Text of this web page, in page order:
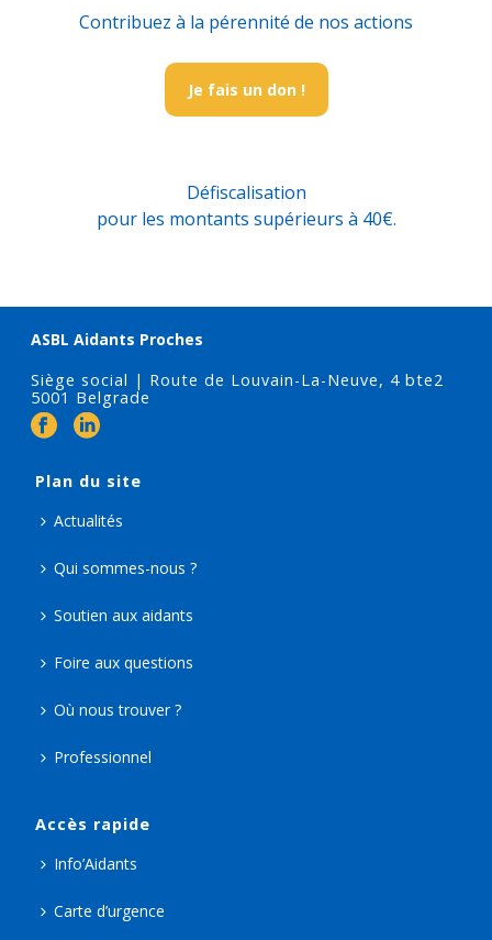
Contribuez à la pérennité de nos actions
Je fais un don !
Défiscalisation
pour les montants supérieurs à 40€.
ASBL Aidants Proches
Siège social | Route de Louvain-La-Neuve, 4 bte2
5001 Belgrade
Plan du site
Actualités
Qui sommes-nous ?
Soutien aux aidants
Foire aux questions
Où nous trouver ?
Professionnel
Accès rapide
Info’Aidants
Carte d’urgence